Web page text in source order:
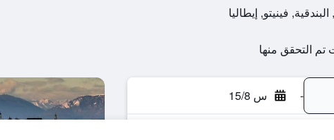
- س 15/8